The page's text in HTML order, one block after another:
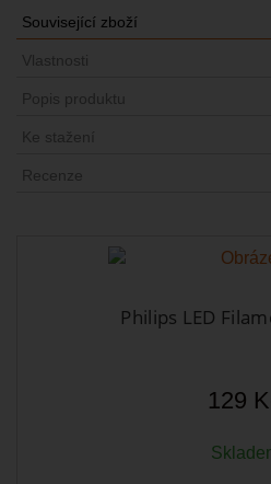
Související zboží
Vlastnosti
Popis produktu
Ke stažení
Recenze
Philips LED
129